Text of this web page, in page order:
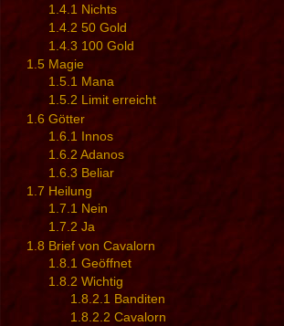
1.4.1 Nichts
1.4.2 50 Gold
1.4.3 100 Gold
1.5 Magie
1.5.1 Mana
1.5.2 Limit erreicht
1.6 Götter
1.6.1 Innos
1.6.2 Adanos
1.6.3 Beliar
1.7 Heilung
1.7.1 Nein
1.7.2 Ja
1.8 Brief von Cavalorn
1.8.1 Geöffnet
1.8.2 Wichtig
1.8.2.1 Banditen
1.8.2.2 Cavalorn